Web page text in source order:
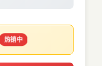
热销中